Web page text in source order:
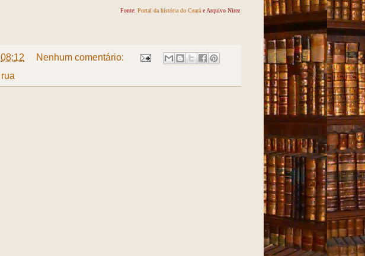
Fonte: Portal da história do Ceará e Arquivo Nirez
08:12
Nenhum comentário:
rua